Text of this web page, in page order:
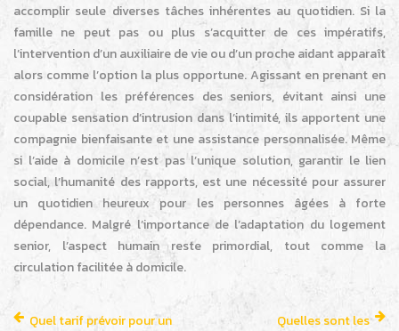
accomplir seule diverses tâches inhérentes au quotidien. Si la
famille ne peut pas ou plus s’acquitter de ces impératifs,
l’intervention d’un auxiliaire de vie ou d’un proche aidant apparaît
alors comme l’option la plus opportune. Agissant en prenant en
considération les préférences des seniors, évitant ainsi une
coupable sensation d’intrusion dans l’intimité, ils apportent une
compagnie bienfaisante et une assistance personnalisée. Même
si l’aide à domicile n’est pas l’unique solution, garantir le lien
social, l’humanité des rapports, est une nécessité pour assurer
un quotidien heureux pour les personnes âgées à forte
dépendance. Malgré l’importance de l’adaptation du logement
senior, l’aspect humain reste primordial, tout comme la
circulation facilitée à domicile.
Quel tarif prévoir pour un
Quelles sont les